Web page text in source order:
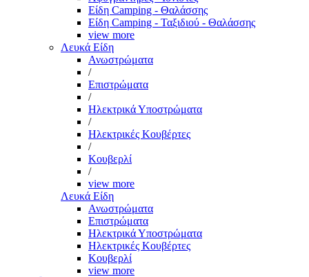
Είδη Camping - Θαλάσσης
Είδη Camping - Ταξιδιού - Θαλάσσης
view more
Λευκά Είδη
Ανωστρώματα
/
Επιστρώματα
/
Ηλεκτρικά Υποστρώματα
/
Ηλεκτρικές Κουβέρτες
/
Κουβερλί
/
view more
Λευκά Είδη
Ανωστρώματα
Επιστρώματα
Ηλεκτρικά Υποστρώματα
Ηλεκτρικές Κουβέρτες
Κουβερλί
view more